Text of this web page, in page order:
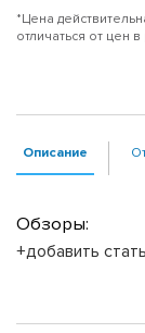
*Цена
отличаться от цен
Описание
Обзоры:
+добавить